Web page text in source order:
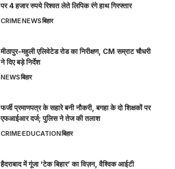
पर 4 हजार रुपये रिश्वत लेते लिपिक रंगे हाथ गिरफ्तार
CRIMENEWSबिहार
मीठापुर-महुली एलिवेटेड रोड का निरीक्षण, CM सम्राट चौधरी
ने दिए बड़े निर्देश
NEWSबिहार
फर्जी प्रमाणपत्र के सहारे बनी नौकरी, बगहा के दो शिक्षकों पर
एफआईआर दर्ज; पुलिस ने तेज की तलाश
CRIMEEDUCATIONबिहार
हैदराबाद में गूंजा ‘टेक बिहार’ का विज़न, वैश्विक आईटी